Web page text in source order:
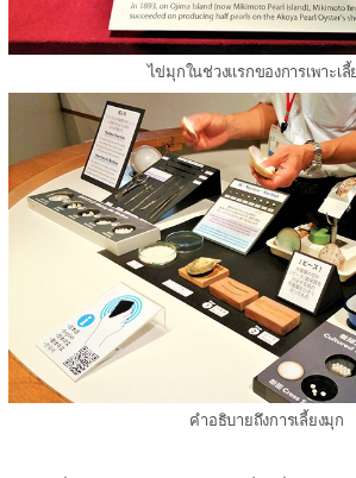
ไข่มุกในช่วงแรกของการเพาะเ
คำอธิบายถึงการเลี้ยงมุก